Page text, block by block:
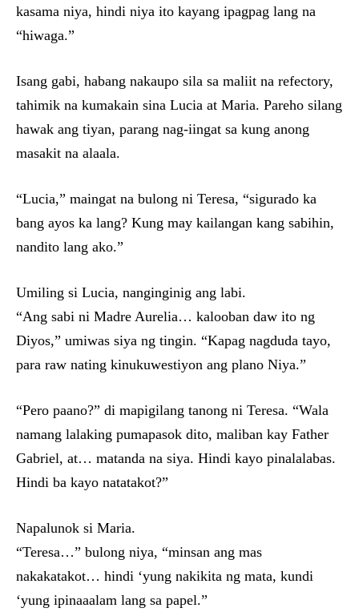
kasama niya, hindi niya ito kayang ipagpag lang na
“hiwaga.”
Isang gabi, habang nakaupo sila sa maliit na refectory,
tahimik na kumakain sina Lucia at Maria. Pareho silang
hawak ang tiyan, parang nag-iingat sa kung anong
masakit na alaala.
“Lucia,” maingat na bulong ni Teresa, “sigurado ka
bang ayos ka lang? Kung may kailangan kang sabihin,
nandito lang ako.”
Umiling si Lucia, nanginginig ang labi.
“Ang sabi ni Madre Aurelia… kalooban daw ito ng
Diyos,” umiwas siya ng tingin. “Kapag nagduda tayo,
para raw nating kinukuwestiyon ang plano Niya.”
“Pero paano?” di mapigilang tanong ni Teresa. “Wala
namang lalaking pumapasok dito, maliban kay Father
Gabriel, at… matanda na siya. Hindi kayo pinalalabas.
Hindi ba kayo natatakot?”
Napalunok si Maria.
“Teresa…” bulong niya, “minsan ang mas
nakakatakot… hindi ‘yung nakikita ng mata, kundi
‘yung ipinaaalam lang sa papel.”